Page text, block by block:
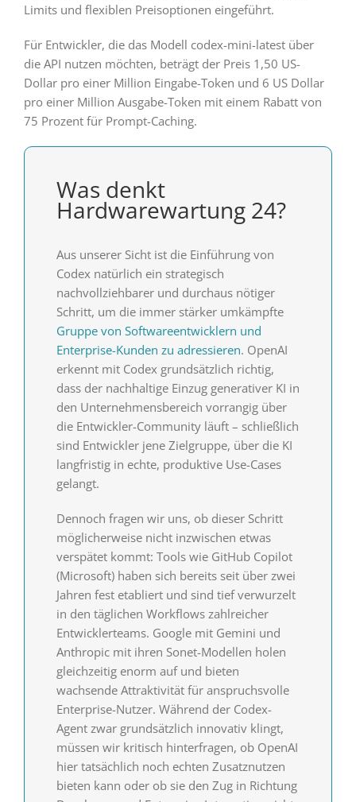
Limits und flexiblen Preisoptionen eingeführt.
Für Entwickler, die das Modell codex-mini-latest über
die API nutzen möchten, beträgt der Preis 1,50 US-
Dollar pro einer Million Eingabe-Token und 6 US Dollar
pro einer Million Ausgabe-Token mit einem Rabatt von
75 Prozent für Prompt-Caching.
Was denkt
Hardwarewartung 24?
Aus unserer Sicht ist die Einführung von
Codex natürlich ein strategisch
nachvollziehbarer und durchaus nötiger
Schritt, um die immer stärker umkämpfte
Gruppe von Softwareentwicklern und
Enterprise-Kunden zu adressieren. OpenAI
erkennt mit Codex grundsätzlich richtig,
dass der nachhaltige Einzug generativer KI in
den Unternehmensbereich vorrangig über
die Entwickler-Community läuft – schließlich
sind Entwickler jene Zielgruppe, über die KI
langfristig in echte, produktive Use-Cases
gelangt.
Dennoch fragen wir uns, ob dieser Schritt
möglicherweise nicht inzwischen etwas
verspätet kommt: Tools wie GitHub Copilot
(Microsoft) haben sich bereits seit über zwei
Jahren fest etabliert und sind tief verwurzelt
in den täglichen Workflows zahlreicher
Entwicklerteams. Google mit Gemini und
Anthropic mit ihren Sonet-Modellen holen
gleichzeitig enorm auf und bieten
wachsende Attraktivität für anspruchsvolle
Enterprise-Nutzer. Während der Codex-
Agent zwar grundsätzlich innovativ klingt,
müssen wir kritisch hinterfragen, ob OpenAI
hier tatsächlich noch echten Zusatznutzen
bieten kann oder ob sie den Zug in Richtung